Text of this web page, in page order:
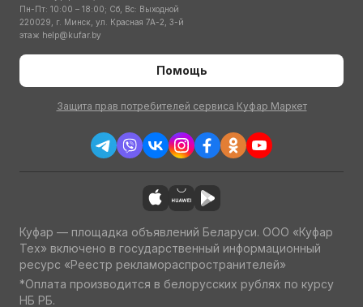
Пн-Пт: 10:00 – 18:00; Сб, Вс: Выходной
220029, г. Минск, ул. Красная 7А-2, 3-й
этаж help@kufar.by
Помощь
Защита прав потребителей сервиса Куфар Маркет
Куфар — площадка объявлений Беларуси. ООО «Куфар
Тех» включено в государственный информационный
ресурс «Реестр рекламораспространителей»
*Оплата производится в белорусских рублях по курсу
НБ РБ.